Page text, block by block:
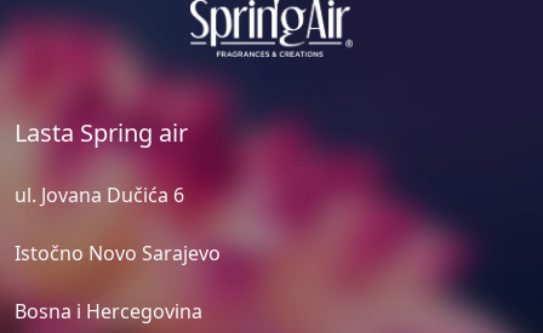
Lasta Spring air
ul. Jovana Dučića 6
Istočno Novo Sarajevo
Bosna i Hercegovina